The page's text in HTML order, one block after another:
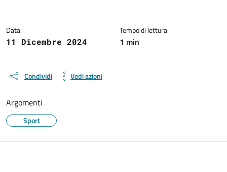
Data:
11 Dicembre 2024
Tempo di lettura:
1 min
Condividi Vedi azioni
Argomenti
Sport